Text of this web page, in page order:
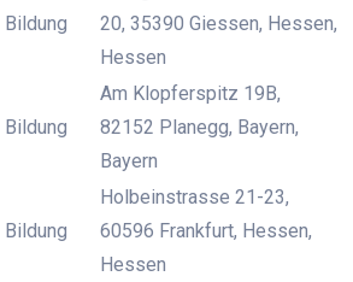
Bildung
20, 35390 Giessen, Hessen,
Hessen
Bildung
Am Klopferspitz 19B,
82152 Planegg, Bayern,
Bayern
Bildung
Holbeinstrasse 21-23,
60596 Frankfurt, Hessen,
Hessen